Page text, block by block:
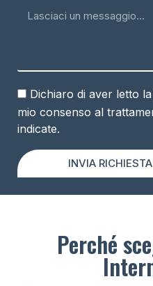
Dichiaro di aver letto la
mio consenso al
indicate.
INVIA
Perché